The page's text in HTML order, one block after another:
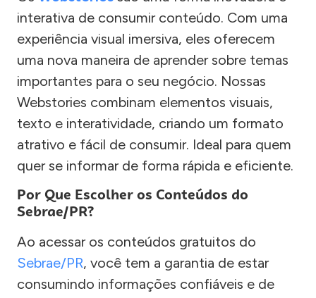
interativa de consumir conteúdo. Com uma
experiência visual imersiva, eles oferecem
uma nova maneira de aprender sobre temas
importantes para o seu negócio. Nossas
Webstories combinam elementos visuais,
texto e interatividade, criando um formato
atrativo e fácil de consumir. Ideal para quem
quer se informar de forma rápida e eficiente.
Por Que Escolher os Conteúdos do
Sebrae/PR?
Ao acessar os conteúdos gratuitos do
Sebrae/PR, você tem a garantia de estar
consumindo informações confiáveis e de